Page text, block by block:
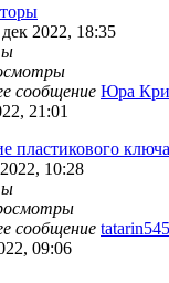
2022, 18:35
сообщение Юра
21:01
пластикового ключа
10:28
сообщение tatarin545
09:06